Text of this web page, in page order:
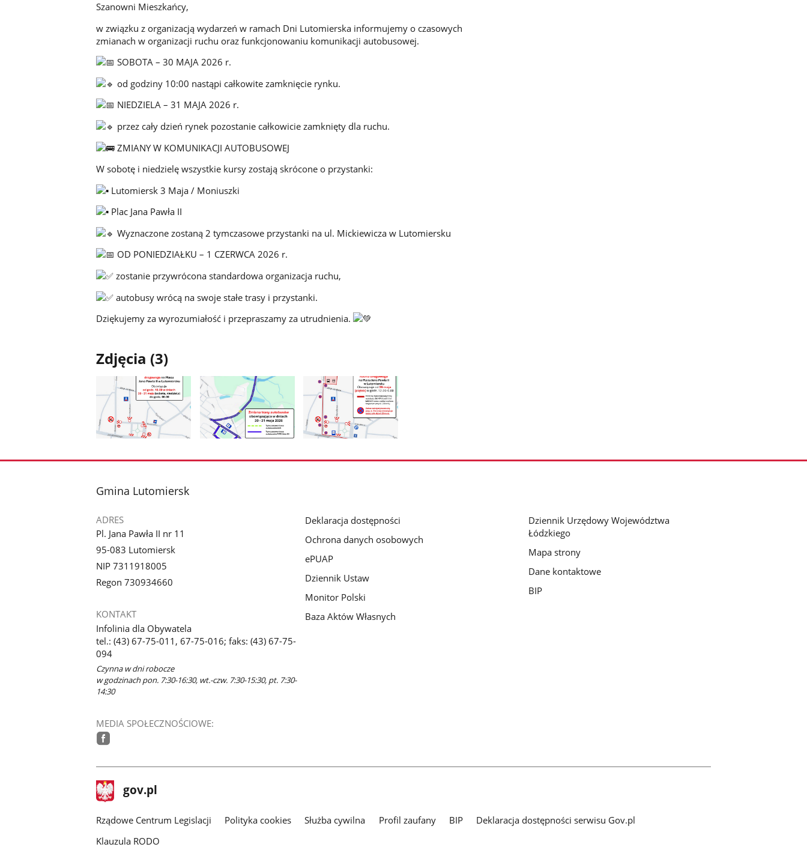
Szanowni Mieszkańcy,
w związku z organizacją wydarzeń w ramach Dni Lutomierska informujemy o czasowych
zmianach w organizacji ruchu oraz funkcjonowaniu komunikacji autobusowej.
SOBOTA – 30 MAJA 2026 r.
od godziny 10:00 nastąpi całkowite zamknięcie rynku.
NIEDZIELA – 31 MAJA 2026 r.
przez cały dzień rynek pozostanie całkowicie zamknięty dla ruchu.
ZMIANY W KOMUNIKACJI AUTOBUSOWEJ
W sobotę i niedzielę wszystkie kursy zostają skrócone o przystanki:
Lutomiersk 3 Maja / Moniuszki
Plac Jana Pawła II
Wyznaczone zostaną 2 tymczasowe przystanki na ul. Mickiewicza w Lutomiersku
OD PONIEDZIAŁKU – 1 CZERWCA 2026 r.
zostanie przywrócona standardowa organizacja ruchu,
autobusy wrócą na swoje stałe trasy i przystanki.
Dziękujemy za wyrozumiałość i przepraszamy za utrudnienia.
Zdjęcia (3)
galerii.
stopka
Gmina Lutomiersk
ADRES
Pl. Jana Pawła II nr 11
95-083 Lutomiersk
NIP 7311918005
Regon 730934660
KONTAKT
Infolinia dla Obywatela
tel.: (43) 67-75-011, 67-75-016; faks: (43) 67-75-
094
Czynna w dni robocze
w godzinach pon. 7:30-16:30, wt.-czw. 7:30-15:30, pt. 7:30-
14:30
MEDIA SPOŁECZNOŚCIOWE:
Deklaracja dostępności
Ochrona danych osobowych
ePUAP
Dziennik Ustaw
Monitor Polski
Baza Aktów Własnych
Dziennik Urzędowy Województwa
Łódzkiego
Mapa strony
Dane kontaktowe
BIP
stopka
gov.pl Strona
gov.pl
Rządowe Centrum Legislacji Polityka cookies Służba cywilna Profil zaufany BIP
Deklaracja dostępności serwisu Gov.pl
Klauzula RODO